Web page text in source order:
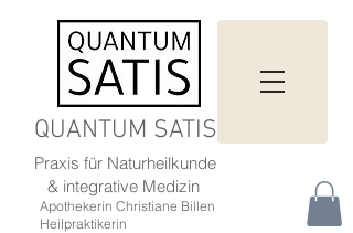
QUANTUM SATIS
Praxis für Naturheilkunde
& integrative Medizin
Apothekerin Christiane Billen
Heilpraktikerin